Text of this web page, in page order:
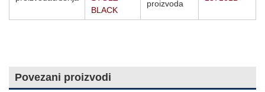
BLACK
proizvoda
Povezani proizvodi